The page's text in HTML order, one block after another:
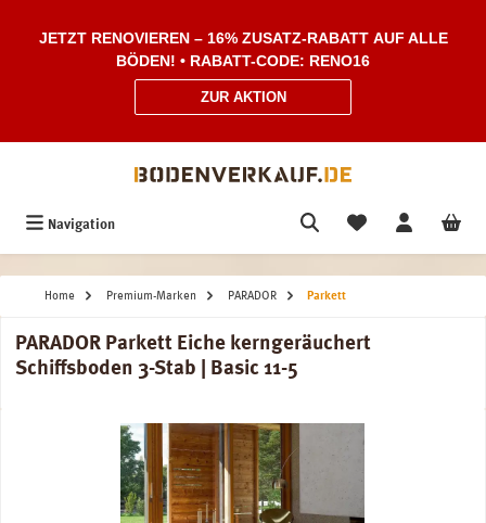
JETZT RENOVIEREN – 16% ZUSATZ-RABATT AUF ALLE
BÖDEN! • RABATT-CODE: RENO16
ZUR AKTION
Navigation
Home Premium-Marken PARADOR Parkett
PARADOR Parkett Eiche kerngeräuchert
Schiffsboden 3-Stab | Basic 11-5
Bildergalerie überspringen